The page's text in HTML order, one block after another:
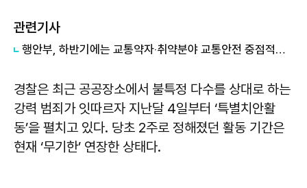
관련기사
행안부, 하반기에는 교통약자‧취약분야 교통안전 중점적으로 챙긴다
경찰은 최근 공공장소에서 불특정 다수를 상대로 하는
강력 범죄가 잇따르자 지난달 4일부터 ‘특별치안활
동’을 펼치고 있다. 당초 2주로 정해졌던 활동 기간은
현재 ‘무기한’ 연장한 상태다.